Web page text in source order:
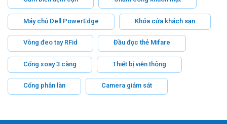
OpenManage Enterprise
CloudIQ for Predictive Analytics
4. Điện Năng & Làm Mát
PSU: 1100W/2000W Titanium (96% hiệu suất)
Máy chủ Dell PowerEdge Khóa cửa khách sạn
Vòng đeo tay RFid Đầu đọc thẻ Mifare
Cổng xoay 3 càng Thiết bị viễn thông
Cổng phân làn Camera giám sát